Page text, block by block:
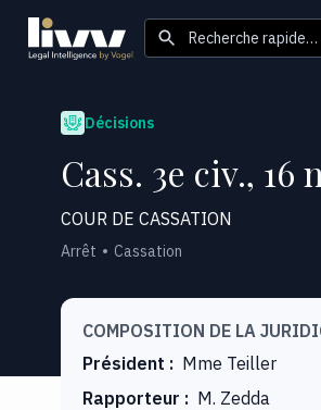
Recherche rapide…
Décisions
Cass. 3e civ., 16
COUR DE CASSATION
Arrêt Cassation
COMPOSITION DE LA
Président : Mme Teiller
Rapporteur : M. Zedda